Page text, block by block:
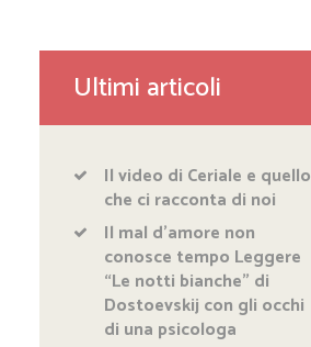
Ultimi articoli
Il video di Ceriale e quello
che ci racconta di noi
Il mal d’amore non
conosce tempo Leggere
“Le notti bianche” di
Dostoevskij con gli occhi
di una psicologa